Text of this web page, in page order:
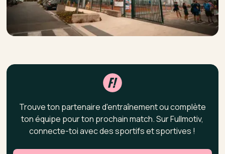
Trouve ton partenaire d'entraînement ou complète
ton équipe pour ton prochain match. Sur Fullmotiv,
connecte-toi avec des sportifs et sportives !